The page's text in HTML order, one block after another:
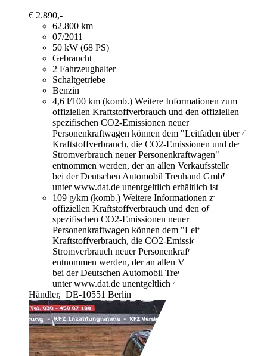
€ 2.890,-
62.800 km
07/2011
50 kW (68 PS)
Gebraucht
2 Fahrzeughalter
Schaltgetriebe
Benzin
4,6 l/100 km (komb.) Weitere Informationen zum
offiziellen Kraftstoffverbrauch und den offiziellen
spezifischen CO2-Emissionen neuer
Personenkraftwagen können dem "Leitfaden über den
Kraftstoffverbrauch, die CO2-Emissionen und den
Stromverbrauch neuer Personenkraftwagen"
entnommen werden, der an allen Verkaufsstellen und
bei der Deutschen Automobil Treuhand GmbH
unter www.dat.de unentgeltlich erhältlich ist.
109 g/km (komb.) Weitere Informationen zum
offiziellen Kraftstoffverbrauch und den offiziellen
spezifischen CO2-Emissionen neuer
Personenkraftwagen können dem "Leitfaden über den
Kraftstoffverbrauch, die CO2-Emissionen und den
Stromverbrauch neuer Personenkraftwagen"
entnommen werden, der an allen Verkaufsstellen und
bei der Deutschen Automobil Treuhand GmbH
unter www.dat.de unentgeltlich erhältlich ist.
Händler, DE-10551 Berlin